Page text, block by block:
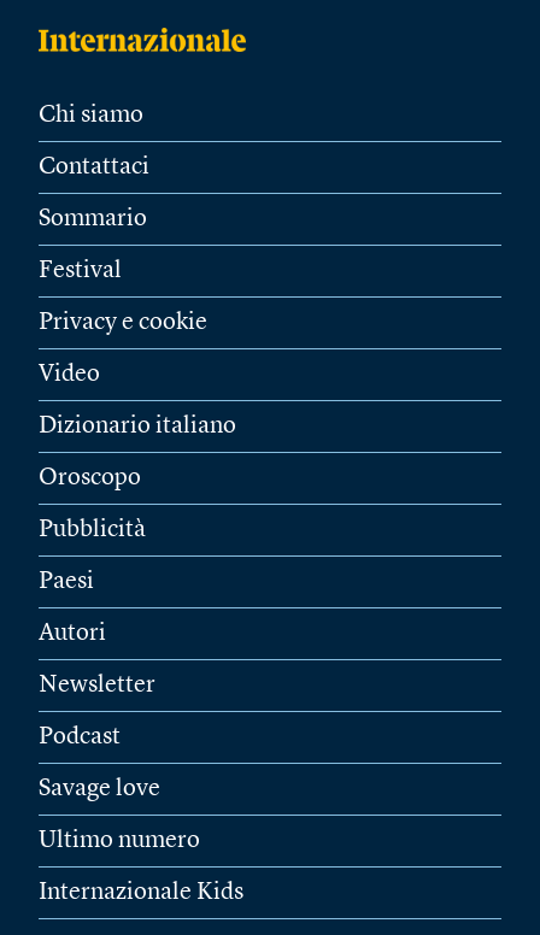
Chi siamo
Contattaci
Sommario
Festival
Privacy e cookie
Video
Dizionario italiano
Oroscopo
Pubblicità
Paesi
Autori
Newsletter
Podcast
Savage love
Ultimo numero
Internazionale Kids